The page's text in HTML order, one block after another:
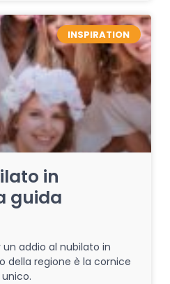
INSPIRATION
in
guida
addio al nubilato in
della regione è la cornice